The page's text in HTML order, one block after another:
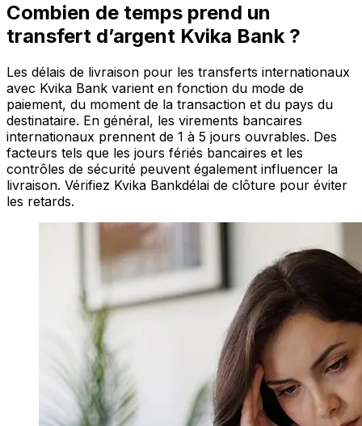
Combien de temps prend un
transfert d’argent Kvika Bank ?
Les délais de livraison pour les transferts internationaux
avec Kvika Bank varient en fonction du mode de
paiement, du moment de la transaction et du pays du
destinataire. En général, les virements bancaires
internationaux prennent de 1 à 5 jours ouvrables. Des
facteurs tels que les jours fériés bancaires et les
contrôles de sécurité peuvent également influencer la
livraison. Vérifiez Kvika Bankdélai de clôture pour éviter
les retards.